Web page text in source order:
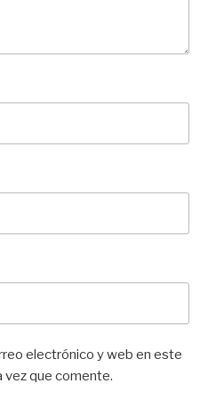
electrónico y web en este
vez que comente.